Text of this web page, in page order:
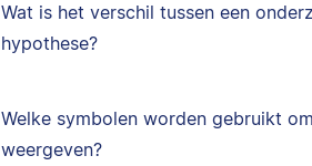
Wat is het verschil tussen een
hypothese?
Welke symbolen worden gebruikt
weergeven?